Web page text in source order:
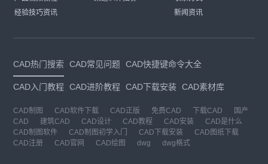
经验技巧资讯
新闻资讯
CAD热门搜索 CAD常见问题 CAD快捷键命令大全
CAD入门教程 CAD进阶教程 CAD下载安装 CAD素材库
CAD制图 CAD软件下载 CAD正版 免费CAD 下载CAD
国产
CAD
建筑CAD CAD设计 CAD教程 CAD安装
CAD是什么
CAD制图软件
CAD制图初学入门 CAD下载安装
CAD图纸下载
CAD注册
CAD官网 CAD绘图 dwg dwg格式